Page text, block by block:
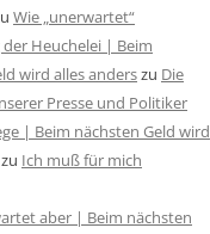
Wie „unerwartet“
Heuchelei | Beim
wird alles anderszu Die
Presse und Politiker
| Beim nächsten Geld wird
zu Ich muß für mich
aber | Beim nächsten